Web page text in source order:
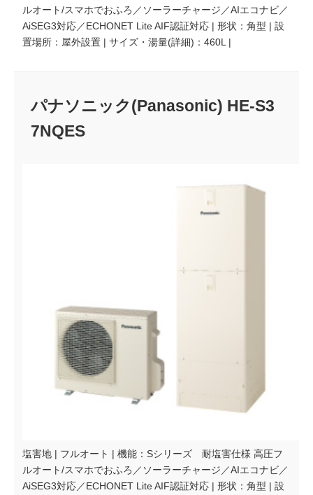
ルオート/スマホでおふろ／ソーラーチャージ／AIエコナビ／
AiSEG3対応／ECHONET Lite AIF認証対応 | 形状：角型 | 設
置場所：屋外設置 | サイズ・湯量(詳細)：460L |
パナソニック(Panasonic) HE-S3
7NQES
塩害地 | フルオート | 機能：Sシリーズ 耐塩害仕様 高圧フ
ルオート/スマホでおふろ／ソーラーチャージ／AIエコナビ／
AiSEG3対応／ECHONET Lite AIF認証対応 | 形状：角型 | 設